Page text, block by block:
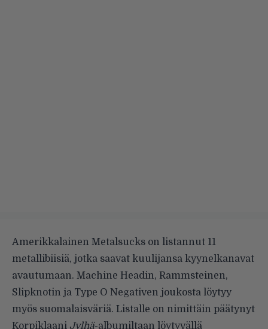
Amerikkalainen Metalsucks on listannut 11
metallibiisiä, jotka saavat kuulijansa kyynelkanavat
avautumaan. Machine Headin, Rammsteinen,
Slipknotin ja Type O Negativen joukosta löytyy
myös suomalaisväriä. Listalle on nimittäin päätynyt
Korpiklaani Jylhä-albumiltaan löytyvällä